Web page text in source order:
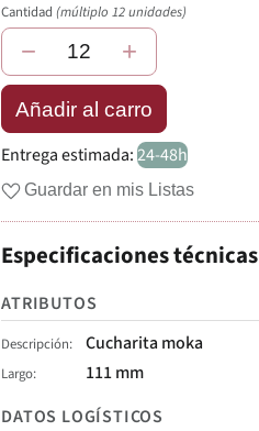
Cantidad(múltiplo 12 unidades)
− +
Añadir al carro
Entrega estimada:24-48h
Guardar en mis Listas
Especificaciones técnicas
ATRIBUTOS
Descripción Cucharita moka
Largo
111 mm
DATOS LOGÍSTICOS